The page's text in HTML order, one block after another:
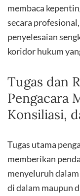
membaca
secara
penyelesaian
koridor hukum
Tugas dan
Pengacara
Konsiliasi,
Tugas utama
memberikan
menyeluruh
di dalam maupun